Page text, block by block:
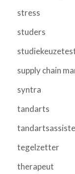
stress
studers
supply chain
syntra
tandarts
tegelzetter
therapeut